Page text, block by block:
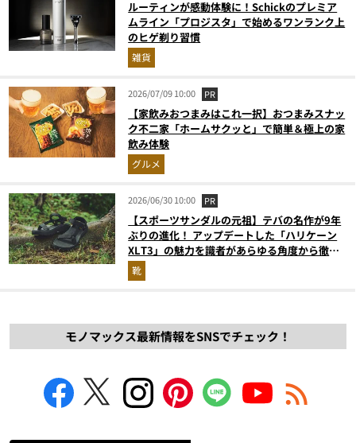
ルーティンが感動体験に！Schickのプレミア
ムライン「プロジスタ」で始めるワンランク上
のヒゲ剃り習慣
雑貨
2026/07/09 10:00 PR
【家飲みおつまみはこれ一択】おつまみスナッ
ク不二家「ホームサクッと」で簡単＆極上の家
飲み体験
グルメ
2026/06/30 10:00 PR
【スポーツサンダルの元祖】テバの名作が9年
ぶりの進化！ アップデートした「ハリケーン
XLT3」の魅力を識者があらゆる角度から徹底
解説！
靴
モノマックス最新情報をSNSでチェック！